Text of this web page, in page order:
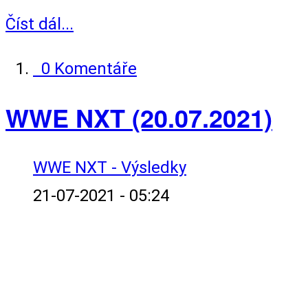
Číst dál...
0 Komentáře
WWE NXT (20.07.2021)
WWE NXT - Výsledky
21-07-2021 - 05:24